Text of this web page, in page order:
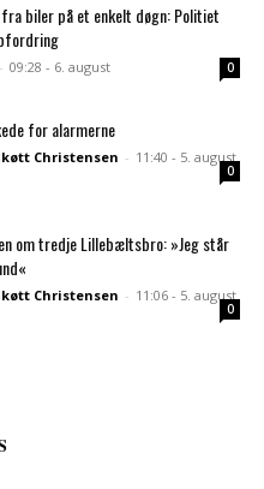
biler på et enkelt døgn: Politiet
- 09:28 - 6. august 0
for alarmerne
Christensen - 11:40 - 5. august
0
om tredje Lillebæltsbro: »Jeg står
Christensen - 11:06 - 5. august
0